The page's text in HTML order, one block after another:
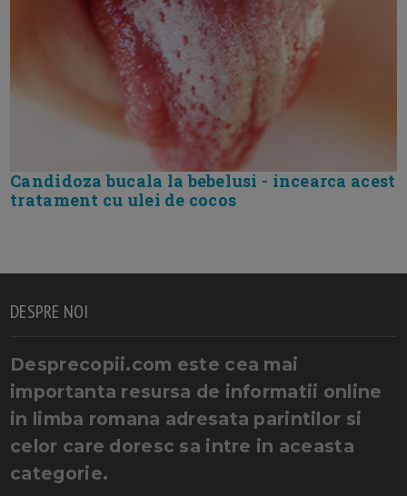
Candidoza bucala la bebelusi - incearca acest
tratament cu ulei de cocos
DESPRE NOI
Desprecopii.com este cea mai
importanta resursa de informatii online
in limba romana adresata parintilor si
celor care doresc sa intre in aceasta
categorie.